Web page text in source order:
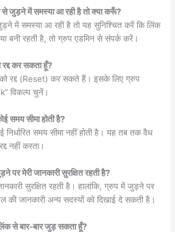
जुड़ने में समस्या आ रही है तो क्या करूँ?
में समस्या आ रही है तो यह सुनिश्चित करें कि लिंक
बनी रहती है, तो ग्रुप एडमिन से संपर्क करें।
कर सकता हूँ?
को रद्द (Reset) कर सकते हैं। इसके लिए ग्रुप
विकल्प चुनें।
समय सीमा होती है?
निर्धारित समय सीमा नहीं होती है। यह तब तक वैध
नहीं करता।
मेरी जानकारी सुरक्षित रहती है?
सुरक्षित रहती है। हालांकि, ग्रुप में जुड़ने पर
जानकारी अन्य सदस्यों को दिखाई दे सकती है।
से बार-बार जुड़ सकता हूँ?